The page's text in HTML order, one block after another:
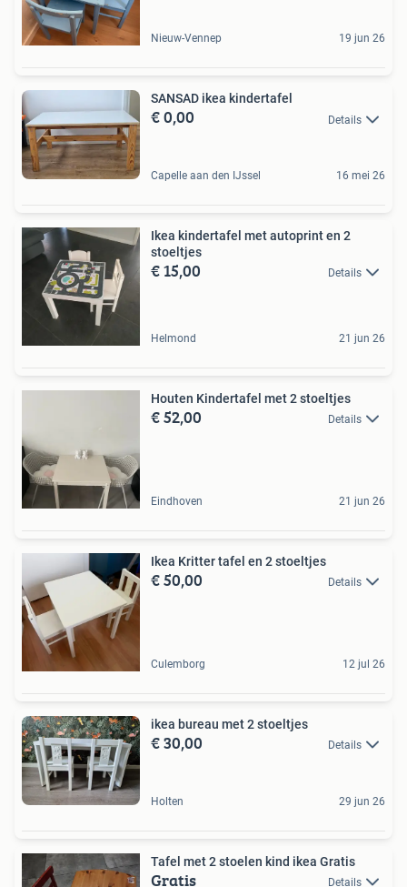
Nieuw-Vennep 19 jun 26
SANSAD ikea kindertafel
€ 0,00 Details
Capelle aan den IJssel 16 mei 26
Ikea kindertafel met autoprint en 2
stoeltjes
€ 15,00 Details
Helmond 21 jun 26
Houten Kindertafel met 2 stoeltjes
€ 52,00 Details
Eindhoven 21 jun 26
Ikea Kritter tafel en 2 stoeltjes
€ 50,00 Details
Culemborg 12 jul 26
ikea bureau met 2 stoeltjes
€ 30,00 Details
Holten 29 jun 26
Tafel met 2 stoelen kind ikea Gratis
Gratis Details